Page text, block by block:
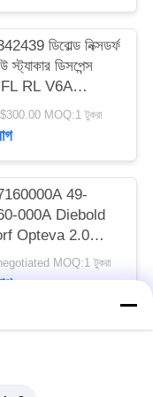
ডিবোল্ড নিক্সডর্ফ
স্ট্যাকার ডিসপেন্স
FL RL V6A
250/450 এটিএম
MOQ:1 টুকরা
49-
000A Diebold
Opteva 2.0
লাইন প্ল্যাটফর্ম
গ্রুপ
MOQ:1 টুকরা